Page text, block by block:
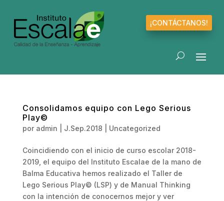
¡CONTÁCTANOS!
Consolidamos equipo con Lego Serious
Play©
por admin J.Sep.2018 Uncategorized
Coincidiendo con el inicio de curso escolar 2018-
2019, el equipo del Instituto Escalae de la mano de
Balma Educativa hemos realizado el Taller de
Lego Serious Play© (LSP) y de Manual Thinking
con la intención de conocernos mejor y ver